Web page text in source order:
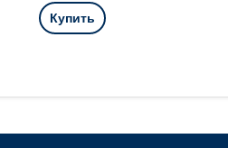
Купить